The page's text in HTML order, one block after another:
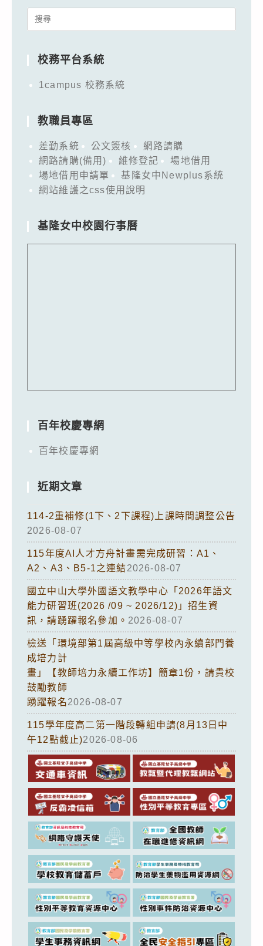
Search
校務平台系統
1campus 校務系統
教職員專區
差勤系統 公文簽核
網路請購
網路請購(備用)
維修登記
場地借用
場地借用申請單
基隆女中Newplus系統
網站維護之css使用說明
基隆女中校園行事曆
百年校慶專網
百年校慶專網
近期文章
114-2重補修(1下、2下課程)上課時間調整公告
2026-08-07
115年度AI人才方舟計畫需完成研習：A1、
A2、A3、B5-1之連結2026-08-07
國立中山大學外國語文教學中心「2026年語文
能力研習班(2026 /09 ~ 2026/12)」招生資
訊，請踴躍報名參加。 2026-08-07
檢送「環境部第1屆高級中等學校內永續部門養
成培力計
畫」【教師培力永續工作坊】簡章1份，請貴校
鼓勵教師
踴躍報名2026-08-07
115學年度高二第一階段轉組申請(8月13日中
午12點截止)2026-08-06